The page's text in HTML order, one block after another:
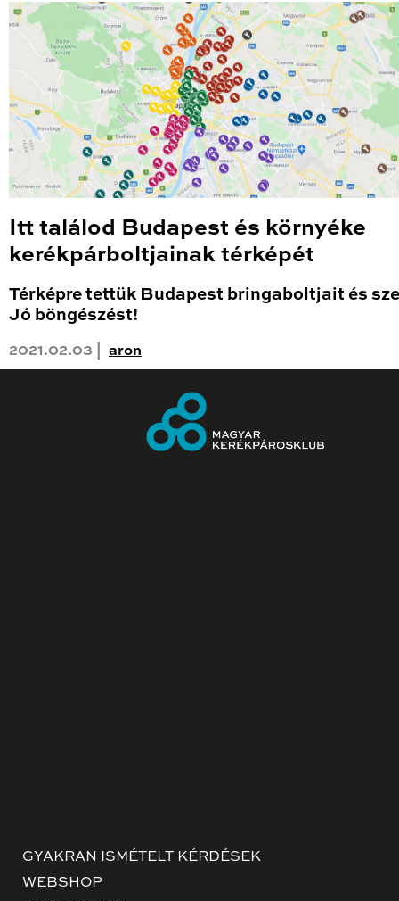
Itt találod Budapest és környéke
kerékpárboltjainak térképét
Térképre tettük Budapest bringaboltjait és
Jó böngészést!
2021.02.03 | aron
GYAKRAN ISMÉTELT KÉRDÉSEK
WEBSHOP